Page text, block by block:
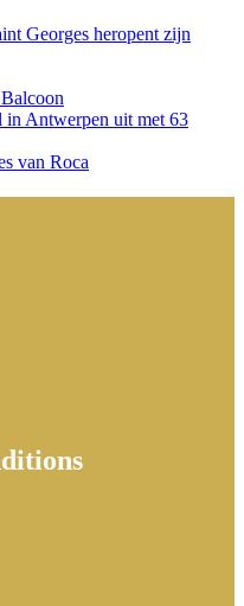
Georges heropent zijn
Antwerpen uit met 63
van Roca